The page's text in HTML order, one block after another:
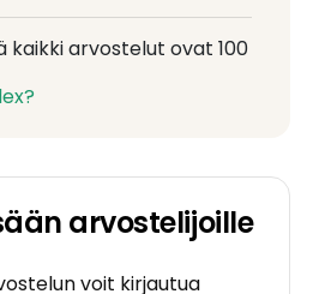
kaikki arvostelut ovat 100
arvostelijoille
voit kirjautua